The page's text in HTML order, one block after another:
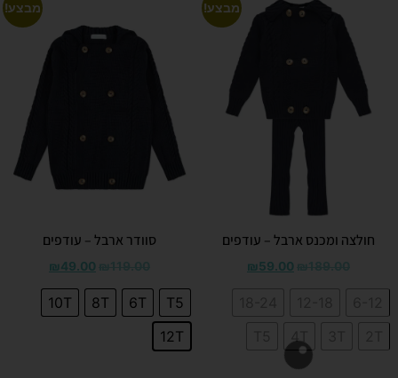
מבצע!
חולצה ומכנס ארבל – עודפים
₪59.00
מבצע!
סוודר ארבל – עודפים
₪49.00
T5
6T
8T
10T
12T